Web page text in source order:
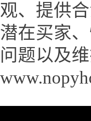
观、提供
潜在买家
问题以及